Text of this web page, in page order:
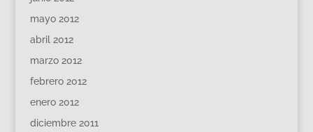
mayo 2012
abril 2012
marzo 2012
febrero 2012
enero 2012
diciembre 2011